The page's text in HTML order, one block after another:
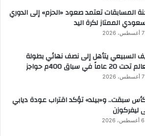
المسابقات تعتمد صعود «الحزم» إلى الدوري
الممتاز لكرة اليد
7 أغسطس، 2026
السبيعي يتأهل إلى نصف نهائي بطولة
20 عاماً في سباق 400م حواجز
7 أغسطس، 2026
سبقت.. و«بيلد» تؤكد اقتراب عودة ديابي
ليفركوزن
6 أغسطس، 2026